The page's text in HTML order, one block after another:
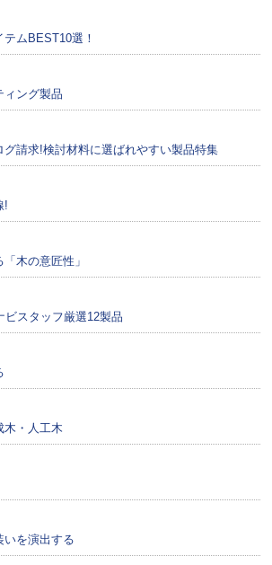
ムBEST10選！
ィング製品
グ請求!検討材料に選ばれやすい製品特集
!
木の意匠性」
ビスタッフ厳選12製品
木・人工木
いを演出する